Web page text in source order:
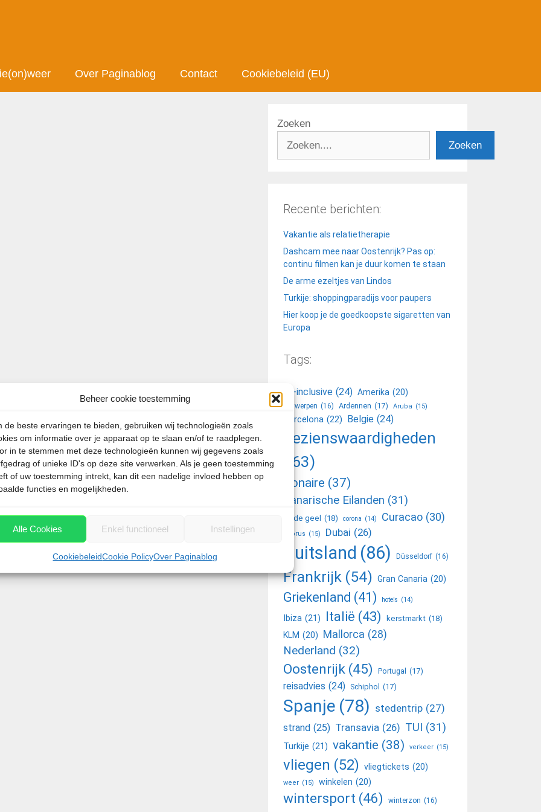
Beheer cookie toestemming
de beste ervaringen te bieden, gebruiken wij technologieën zoals
om informatie over je apparaat op te slaan en/of te raadplegen.
in te stemmen met deze technologieën kunnen wij gegevens zoals
of unieke ID's op deze site verwerken. Als je geen toestemming
of uw toestemming intrekt, kan dit een nadelige invloed hebben op
functies en mogelijkheden.
Alle Cookies Enkel functioneel Instellingen
CookiebeleidCookie PolicyOver Paginablog
Over Paginablog Contact Cookiebeleid (EU)
IATA (afkorting van “International Air Transport
die het vliegen in de toekomst Corona-
moet maken. De “Travel Pass” -app
Zoeken
Zoeken
Recente berichten:
Vakantie als relatietherapie
Dashcam mee naar Oostenrijk? Pas op:
continu filmen kan je duur komen te staan
De arme ezeltjes van Lindos
Turkije: shoppingparadijs voor paupers
Hier koop je de goedkoopste sigaretten van
Europa
Tags:
all-inclusive (24) Amerika (20)
Antwerpen (16) Ardennen (17) Aruba (15)
Barcelona (22) Belgie (24)
bezienswaardigheden
(63)
Bonaire (37)
Canarische Eilanden (31)
Code geel (18) corona (14) Curacao (30)
Cyprus (15) Dubai (26)
Duitsland (86) Düsseldorf (16)
Frankrijk (54) Gran Canaria (20)
Griekenland (41) hotels (14)
Ibiza (21) Italië (43) kerstmarkt (18)
KLM (20) Mallorca (28)
Nederland (32)
Oostenrijk (45) Portugal (17)
reisadvies (24) Schiphol (17)
Spanje (78) stedentrip (27)
strand (25) Transavia (26) TUI (31)
Turkije (21) vakantie (38) verkeer (15)
vliegen (52) vliegtickets (20)
weer (15) winkelen (20)
wintersport (46) winterzon (16)